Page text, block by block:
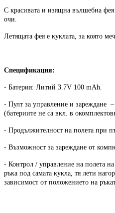
С красивата и изящна вълшебна фея
очи.
Летящата фея е куклата, за която
Спецификация:
- Батерия: Литий 3.7V 100 mАh.
- Пулт за управление и зареждане
(батериите не са вкл. в
- Продължителност на полета при
- Възможност за зареждане от
- Контрол / управление на полета
ръка под самата кукла, тя лети
зависимост от положението на